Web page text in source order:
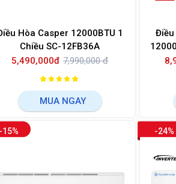
Hòa Casper 12000BTU 1
Chiều SC-12FB36A
5,490,000đ 7,990,000 đ
MUA NGAY
Điều
-15% -24%